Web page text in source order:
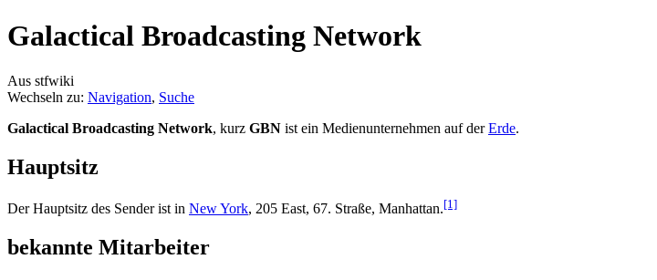
Galactical Broadcasting Network
Aus stfwiki
Wechseln zu: Navigation, Suche
Galactical Broadcasting Network, kurz GBN ist ein Medienunternehmen auf derErde.
Hauptsitz
Der Hauptsitz des Sender ist in New York, 205 East, 67. Straße, Manhattan.[1]
bekannte Mitarbeiter